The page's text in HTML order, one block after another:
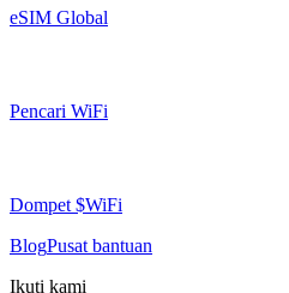
eSIM Global
Pencari WiFi
Dompet $WiFi
BlogPusat bantuan
Ikuti kami